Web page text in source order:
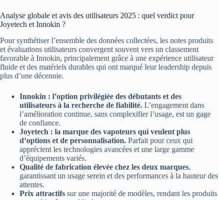
Analyse globale et avis des utilisateurs 2025 : quel verdict pour
Joyetech et Innokin ?
Pour synthétiser l’ensemble des données collectées, les notes produits
et évaluations utilisateurs convergent souvent vers un classement
favorable à Innokin, principalement grâce à une expérience utilisateur
fluide et des matériels durables qui ont marqué leur leadership depuis
plus d’une décennie.
Innokin : l’option privilégiée des débutants et des
utilisateurs à la recherche de fiabilité. L’engagement dans
l’amélioration continue, sans complexifier l’usage, est un gage
de confiance.
Joyetech : la marque des vapoteurs qui veulent plus
d’options et de personnalisation. Parfait pour ceux qui
apprécient les technologies avancées et une large gamme
d’équipements variés.
Qualité de fabrication élevée chez les deux marques,
garantissant un usage serein et des performances à la hauteur des
attentes.
Prix attractifs sur une majorité de modèles, rendant les produits